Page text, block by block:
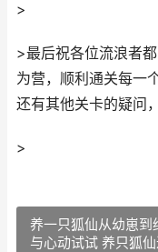
>
>最后祝各位流浪者
为营，顺利通关每一
还有其他关卡的疑问
>
养一只狐仙从幼崽
与心动试试 养只狐